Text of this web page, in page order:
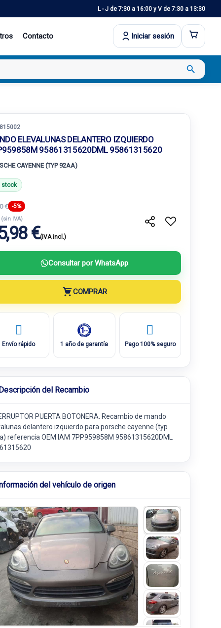
L - J de 7:30 a 16:00 y V de 7:30 a 13:30
Contacto Iniciar sesión
search
ELEVALUNAS DELANTERO IZQUIERDO
95861315620DML 95861315620
CAYENNE (TYP 92AA)
stock
€ -5%
(sin IVA)
€(IVA incl.)
Consultar por WhatsApp
COMPRAR
Envío rápido 1 año de garantía Pago 100% seguro
del Recambio
PUERTA BOTONERA. Recambio de mando
delantero izquierdo para porsche cayenne (typ
referencia OEM IAM 7PP959858M 95861315620DML
del vehículo de origen